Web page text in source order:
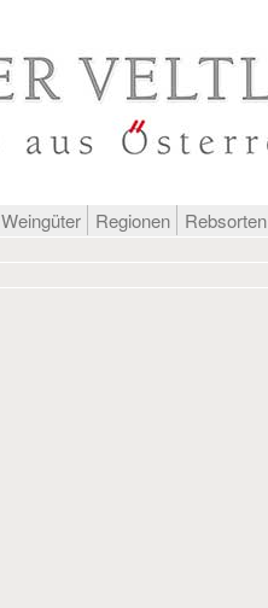
Weingüter Regionen Rebsorten